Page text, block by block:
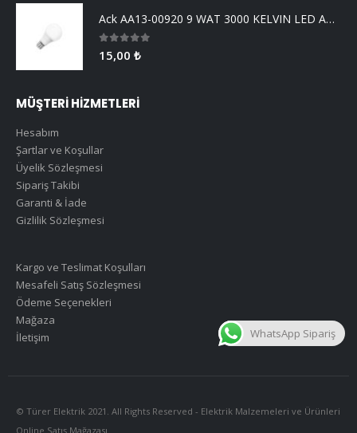
Ack AA13-00920 9 WAT 3000 KELVIN LED AMPUL
5 üzerinden
15,00 ₺
MÜŞTERİ HİZMETLERİ
Hesabım
Şartlar ve Koşullar
Üyelik Sözleşmesi
Sipariş Takibi
Garanti & İade
Gizlilik Sözleşmesi
Kargo ve Teslimat Koşulları
Mesafeli Satış Sözleşmesi
Ödeme Seçenekleri
Mağaza
İletişim
© Türer Elektrik 2021. All Rights Reserved - Elektrik Malzemeleri ve Ürünleri
Online Satış Mağazası
WhatsApp Sipariş